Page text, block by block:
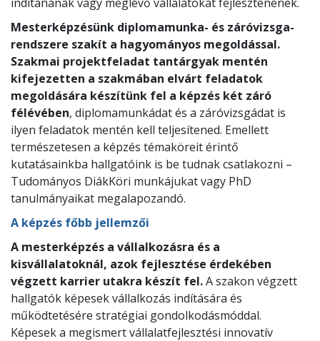
Mesterképzésünk diplomamunka- és záróvizsga-
rendszere szakít a hagyományos megoldással.
Szakmai projektfeladat tantárgyak mentén
kifejezetten a szakmában elvárt feladatok
megoldására készítünk fel a képzés két záró
félévében, diplomamunkádat és a záróvizsgádat is
ilyen feladatok mentén kell teljesítened. Emellett
természetesen a képzés témaköreit érintő
kutatásainkba hallgatóink is be tudnak csatlakozni –
Tudományos DiákKöri munkájukat vagy PhD
tanulmányaikat megalapozandó.
A képzés főbb jellemzői
A mesterképzés a vállalkozásra és a
kisvállalatoknál, azok fejlesztése érdekében
végzett karrier utakra készít fel.A szakon végzett
hallgatók képesek vállalkozás indítására és
működtetésére stratégiai gondolkodásmóddal.
Képesek a megismert vállalatfejlesztési innovatív